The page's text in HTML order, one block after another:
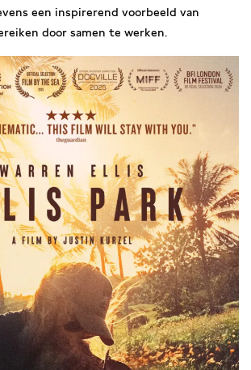
een inspirerend voorbeeld van
door samen te werken.